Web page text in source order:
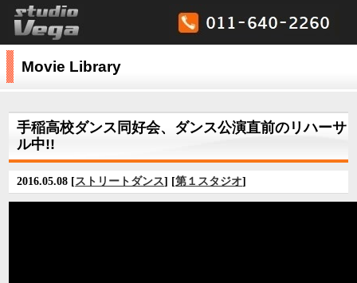
Movie Library
手稲高校ダンス同好会、ダンス公演直前のリハーサ
ル中!!
2016.05.08 [ストリートダンス] [第１スタジオ]